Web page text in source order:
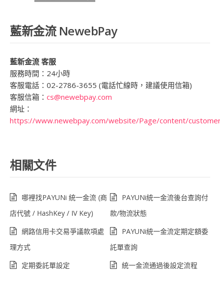
藍新金流 NewebPay
藍新金流 客服
服務時間：24小時
客服電話：02-2786-3655 (電話忙線時，建議使用信箱)
客服信箱： cs@newebpay.com
網址：
https://www.newebpay.com/website/Page/content/
相關文件
哪裡找PAYUNi 統一金流 (商
店代號 / HashKey / IV Key)
PAYUNi統一金流後台查詢付
款/物流狀態
網路信用卡交易爭議款項處
理方式
PAYUNi統一金流定期定額委
託單查詢
定期委託單設定
統一金流通過後設定流程